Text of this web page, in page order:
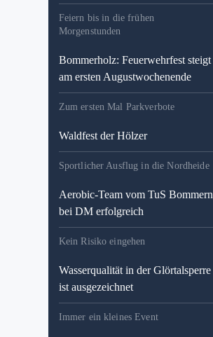
Feiern bis in die frühen
Morgenstunden
Bommerholz: Feuerwehrfest steigt
am ersten Augustwochenende
Zum ersten Mal Parkverbote
Waldfest der Hölzer
Sportlicher Ausflug in die Nordheide
Aerobic-Team vom TuS Bommern
bei DM erfolgreich
Kein Risiko eingehen
Wasserqualität in der Glörtalsperre
ist ausgezeichnet
Immer ein kleines Event